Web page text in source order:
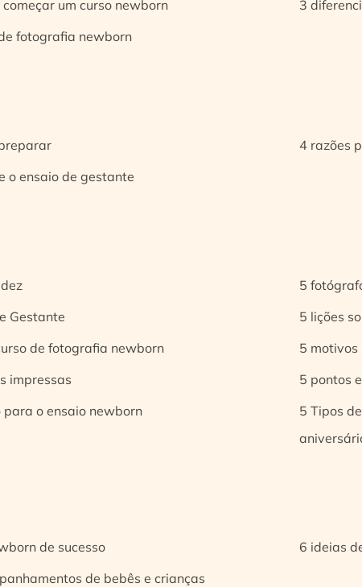
um curso newborn
3
fotografia newborn
4 razões
o ensaio de gestante
5
Gestante
5 lições
de fotografia newborn
5 motivos
impressas
5 pontos
o ensaio newborn
5 Tipos
de sucesso
6 ideias
de bebês e crianças